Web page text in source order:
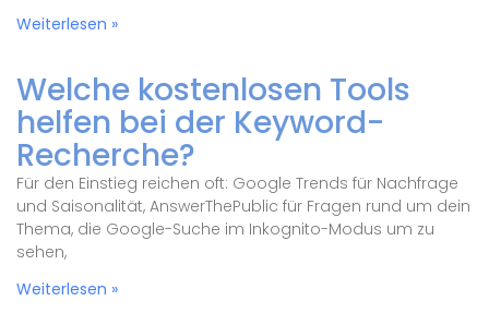
Weiterlesen »
Welche kostenlosen Tools
helfen bei der Keyword-
Recherche?
Für den Einstieg reichen oft: Google Trends für Nachfrage
und Saisonalität, AnswerThePublic für Fragen rund um dein
Thema, die Google-Suche im Inkognito-Modus um zu
sehen,
Weiterlesen »